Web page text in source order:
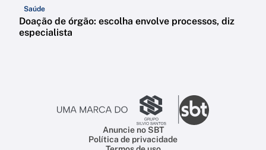
Saúde
Doação de órgão: escolha envolve processos, diz
especialista
Anuncie no SBT
Política de privacidade